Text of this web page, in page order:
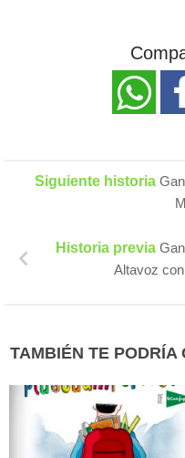
Siguiente historia
Historia previa
Altavoz
TAMBIÉN TE PODRÍA